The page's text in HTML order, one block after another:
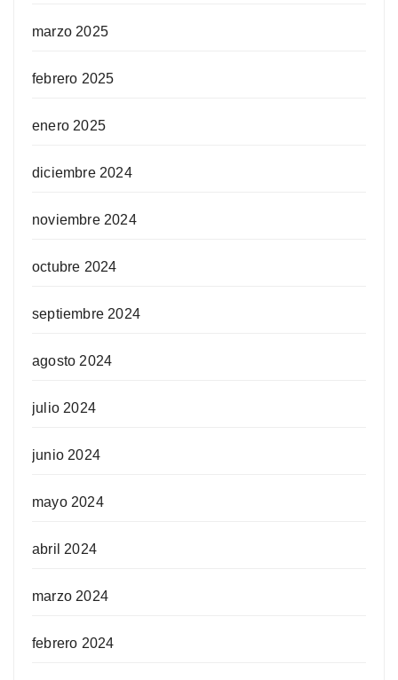
marzo 2025
febrero 2025
enero 2025
diciembre 2024
noviembre 2024
octubre 2024
septiembre 2024
agosto 2024
julio 2024
junio 2024
mayo 2024
abril 2024
marzo 2024
febrero 2024